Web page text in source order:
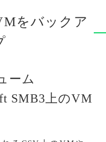
をバックア
ーム
SMB3上のVM